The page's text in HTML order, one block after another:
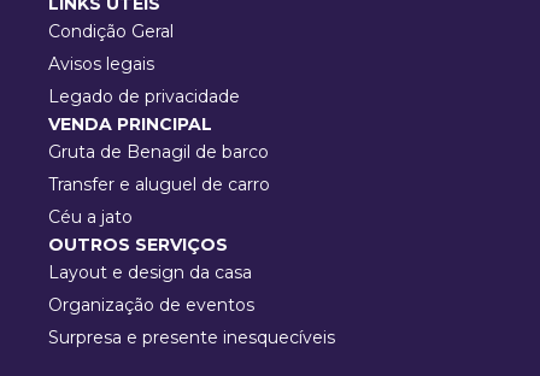
Condição Geral
Avisos legais
Legado de privacidade
VENDA PRINCIPAL
Gruta de Benagil de barco
Transfer e aluguel de carro
Céu a jato
OUTROS SERVIÇOS
Layout e design da casa
Organização de eventos
Surpresa e presente inesquecíveis